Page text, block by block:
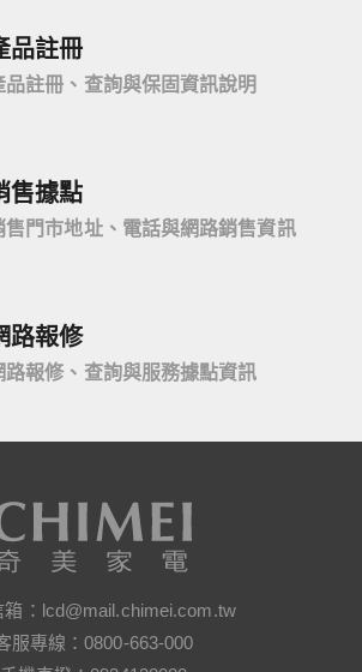
品註冊
品註冊、查詢與保固資訊說明
售據點
售門市地址、電話與網路銷售資訊
路報修
路報修、查詢與服務據點資訊
： lcd@mail.chimei.com.tw
服專線：0800-663-000